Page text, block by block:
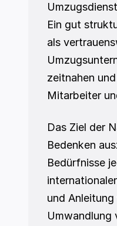
Ein gut
als
zeitnahen
Mitarbeiter
Das Ziel der
Bedenken
Bedürfnisse
und
Umwandlung